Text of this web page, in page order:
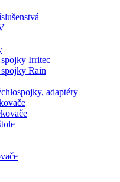
Irritec
Rain
adaptéry